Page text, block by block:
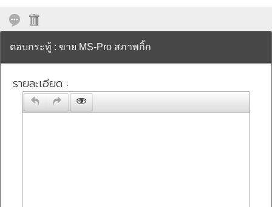
ตอบกระทู้ : ขาย MS-Pro สภาพกิ้ก
รายละเอียด :